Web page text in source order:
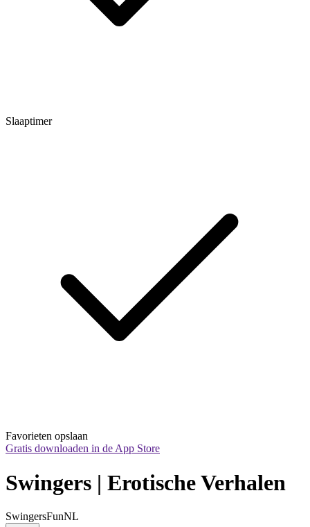
Slaaptimer
Favorieten opslaan
Gratis downloaden in de App Store
Swingers | Erotische Verhalen
SwingersFunNL